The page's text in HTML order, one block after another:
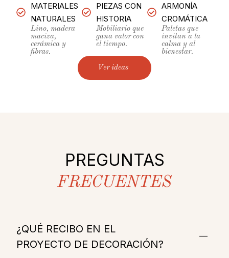
MATERIALES
NATURALES
Lino, madera
maciza,
cerámica y
fibras.
PIEZAS CON
HISTORIA
Mobiliario que
gana valor con
el tiempo.
ARMONÍA
CROMÁTICA
Paletas que
invitan a la
calma y al
bienestar.
Ver ideas
PREGUNTAS
FRECUENTES
¿QUÉ RECIBO EN EL
PROYECTO DE DECORACIÓN?